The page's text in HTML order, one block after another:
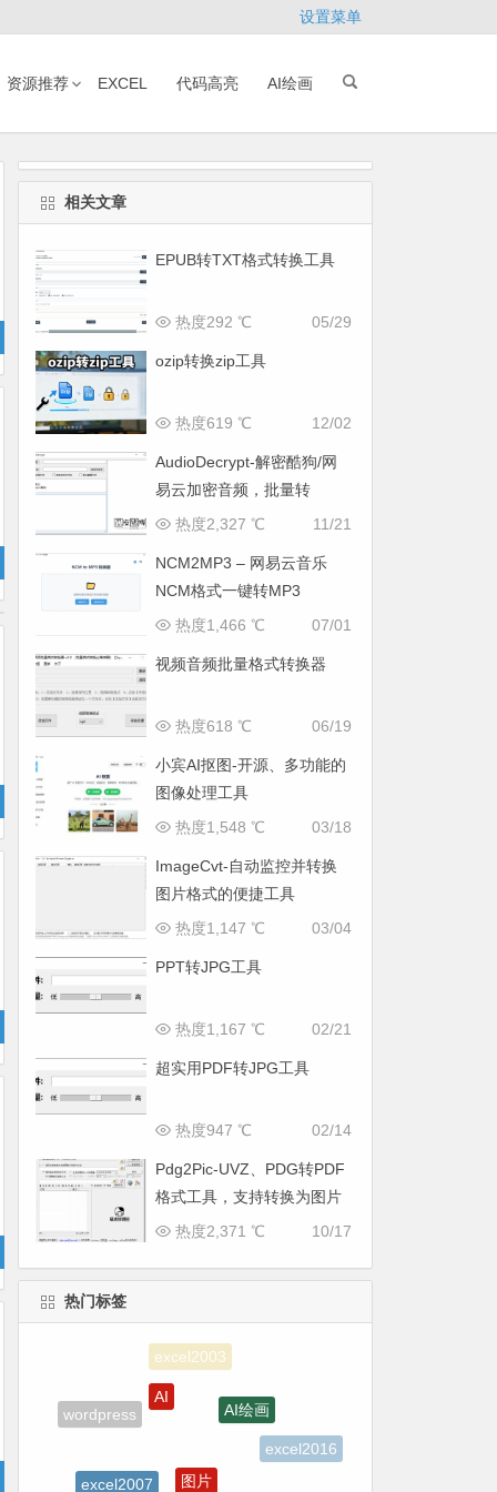
设置菜单
资源推荐 EXCEL 代码高亮 AI绘画
相关文章
EPUB转TXT格式转换工具
05/29
热度292 ℃
ozip转换zip工具
12/02
热度619 ℃
AudioDecrypt-解密酷狗/网
易云加密音频，批量转
MP3/FLAC
11/21
热度2,327 ℃
NCM2MP3 – 网易云音乐
NCM格式一键转MP3
07/01
热度1,466 ℃
视频音频批量格式转换器
06/19
热度618 ℃
小宾AI抠图-开源、多功能的
图像处理工具
03/18
热度1,548 ℃
ImageCvt-自动监控并转换
图片格式的便捷工具
03/04
热度1,147 ℃
PPT转JPG工具
02/21
热度1,167 ℃
超实用PDF转JPG工具
02/14
热度947 ℃
Pdg2Pic-UVZ、PDG转PDF
格式工具，支持转换为图片
格式
10/17
热度2,371 ℃
热门标签
wordpress
excel2016